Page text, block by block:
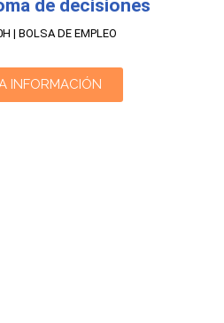
de decisiones
| BOLSA DE EMPLEO
INFORMACIÓN